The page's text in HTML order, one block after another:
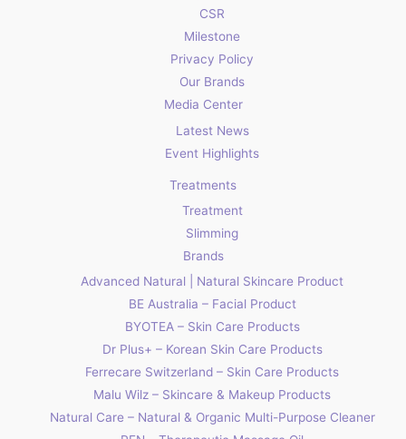
CSR
Milestone
Privacy Policy
Our Brands
Media Center
Latest News
Event Highlights
Treatments
Treatment
Slimming
Brands
Advanced Natural | Natural Skincare Product
BE Australia – Facial Product
BYOTEA – Skin Care Products
Dr Plus+ – Korean Skin Care Products
Ferrecare Switzerland – Skin Care Products
Malu Wilz – Skincare & Makeup Products
Natural Care – Natural & Organic Multi-Purpose Cleaner